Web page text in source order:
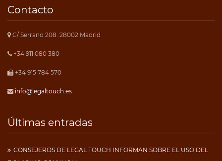
Contacto
C/ Serrano 208. 28002 Madrid
+34 911 080 380
+34 915 784 570
info@legaltouch.es
Últimas entradas
CONSEJEROS DE LEGAL TOUCH INFORMAN SOBRE EL USO DEL